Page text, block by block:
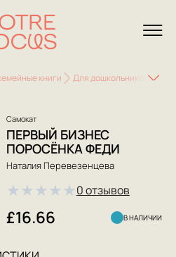
книги Для дошкольников (3-6
Самокат
ПЕРВЫЙ БИЗНЕС
ПОРОСЁНКА ФЕДИ
Наталия Перевезенцева
★★★★★0 отзывов
£16.66 В НАЛИЧИИ